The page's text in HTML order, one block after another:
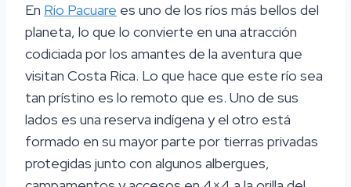
En Río Pacuare es uno de los ríos más bellos del
planeta, lo que lo convierte en una atracción
codiciada por los amantes de la aventura que
visitan Costa Rica. Lo que hace que este río sea
tan prístino es lo remoto que es. Uno de sus
lados es una reserva indígena y el otro está
formado en su mayor parte por tierras privadas
protegidas junto con algunos albergues,